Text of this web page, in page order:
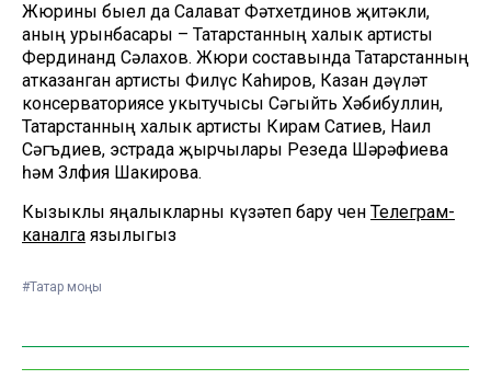
Жюрины быел да Салават Фәтхетдинов җитәкли,
аның урынбасары – Татарстанның халык артисты
Фердинанд Сәлахов. Жюри составында Татарстанның
атказанган артисты Филүс Каһиров, Казан дәүләт
консерваториясе укытучысы Сәгыйть Хәбибуллин,
Татарстанның халык артисты Кирам Сатиев, Наил
Сәгъдиев, эстрада җырчылары Резеда Шәрәфиева
һәм Зөлфия Шакирова.
Кызыклы яңалыкларны күзәтеп бару өчен Телеграм-
каналга язылыгыз
#Татар моңы